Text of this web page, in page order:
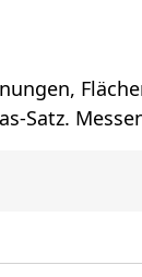
Satz.